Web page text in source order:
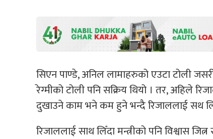
सिएन पाण्डे, अनिल लामाहरुको एउटा टोली
रेग्मीको टोली पनि सक्रिय थियो । तर, अहिले
दुखाउने काम भने कम हुने भन्दै रिजाललाई सथ
रिजाललाई साथ लिँदा मन्त्रीको पनि विश्वास